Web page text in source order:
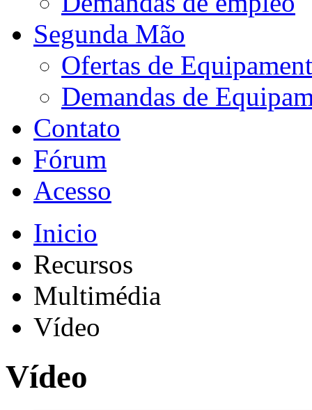
Segunda Mão
Ofertas de
Demandas de
Contato
Fórum
Acesso
Inicio
Recursos
Multimédia
Vídeo
Vídeo